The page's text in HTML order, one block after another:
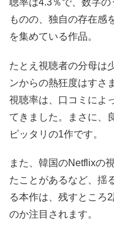
聴率は4.3％で、数字
ものの、独自の存在感
を集めている作品。
たとえ視聴者の分母は
ンからの熱狂度はすさ
視聴率は、口コミによ
てきました。まさに、
ピッタリの1作です。
また、韓国のNetflixの
たことがあるなど、揺
る本作は、残すところ
のか注目されます。